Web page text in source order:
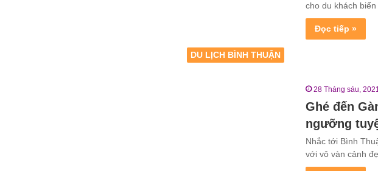
DU LỊCH BÌNH THUẬN
cho du khách
Đọc tiếp »
28 Tháng sáu,
Ghé đến
ngưỡng
Nhắc tới Bình
với vô vàn cảnh